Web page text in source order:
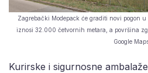
Zagrebački Modepack će graditi novi pogon
iznosi 32.000 četvornih metara, a površina
Google
Kurirske i sigurnosne